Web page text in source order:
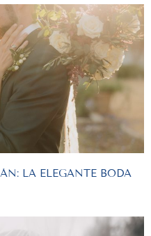
LA ELEGANTE BODA